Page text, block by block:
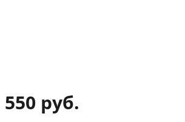
550 руб.